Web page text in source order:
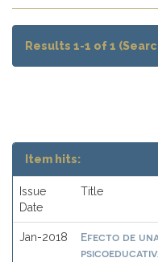
Results 1-1 of 1
Item hits:
Issue
Date
Title
Jan-2018
Efecto de